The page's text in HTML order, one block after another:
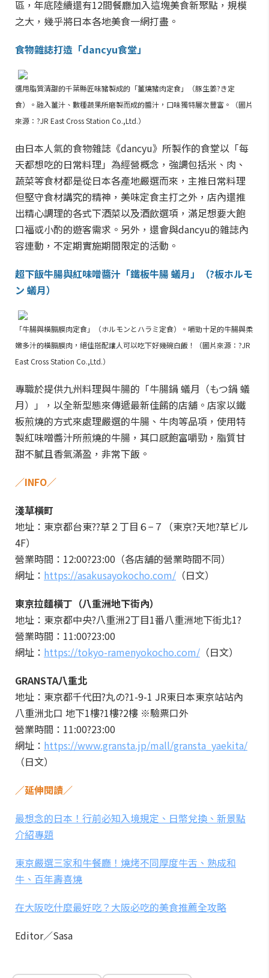
區，年底陸續還有12間餐廳加入這塊美食新聚點，規模
之大，幾乎將日本各地美食一網打盡。
食物雜誌打造「dancyu食堂」
選用脂質清甜的千葉縣匠味豬製成的「薑燒豬肉定食」（豚生姜?き定
食）。融入薑汁、數種蔬果所磨製而成的醬汁，口味獨特層次豐富。（圖片
來源：?JR East Cross Station Co.,Ltd.）
由日本人氣的食物雜誌《dancyu》所製作的食堂以「每
天都想吃的日常料理」為經營概念，強調包括米、肉、
蔬菜等食材都是從日本各產地嚴選而來，主推日常料理
但堅守食材講究的精神，美味定食主打之外，店內還推
出精心調理的各式下酒菜以及酒飲選項，滿足想要大飽
口福或小酌的遊客需求。另外，還會與dancyu的雜誌內
容連動，不定期實施期間限定的活動。
超下飯牛腸與紅味噌醬汁「鐵板牛腸 蟻月」（?板ホルモ
ン 蟻月）
「牛腸與橫膈膜肉定食」（ホルモンとハラミ定食）。嚼勁十足的牛腸與柔
嫩多汁的橫膈膜肉，絕佳搭配讓人可以吃下好幾碗白飯！（圖片來源：?JR
East Cross Station Co.,Ltd.）
專職於提供九州料理與牛腸的「牛腸鍋 蟻月（もつ鍋 蟻
月）」，以全新型態來傳遞最新佳餚的店舖。店家以鐵
板煎燒的方式來處理嚴選的牛腸、牛肉等品項，使用特
製紅味噌醬汁所煎燒的牛腸，其口感飽富嚼勁，脂質甘
甜不膩且香氣滿盈，非常下飯。
／INFO／
淺草橫町
地址：東京都台東??草２丁目６−７（東京?天地?草ビル
4F）
營業時間：12:00?23:00（各店舖的營業時間不同）
網址： https://asakusayokocho.com/ （日文）
東京拉麵橫丁（八重洲地下街內）
地址：東京都中央?八重洲2丁目1番八重洲地下街北1?
營業時間：11:00?23:00
網址： https://tokyo-ramenyokocho.com/ （日文）
GRANSTA八重北
地址：東京都千代田?丸の?1-9-1 JR東日本東京站站內
八重洲北口 地下1樓?1樓?2樓 ※驗票口外
營業時間：11:00?23:00
網址： https://www.gransta.jp/mall/gransta_yaekita/
（日文）
／延伸閱讀／
最想念的日本！行前必知入境規定、日幣兌換、新景點
介紹專題
東京嚴選三家和牛餐廳！燒烤不同厚度牛舌、熟成和
牛、百年壽喜燒
在大阪吃什麼最好吃？大阪必吃的美食推薦全攻略
Editor／Sasa